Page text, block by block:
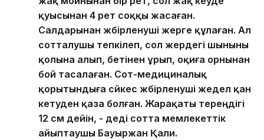
қуысынан 4 рет соққы жасаған.
Салдарынан жәбірленуші жерге құлаған. Ал
сотталушы тепкілеп, сол жердегі шыныны
қолына алып, бетінен ұрып, оқиға орнынан
бой тасалаған. Сот-медициналық
қорытындыға сәйкес жәбірленуші жедел қан
кетуден қаза болған. Жарақаты тереңдігі
12 см дейін, - деді сотта мемлекеттік
айыптаушы Бауыржан Қали.